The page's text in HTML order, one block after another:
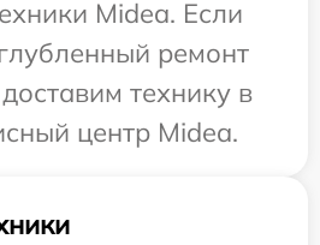
Midea. Если
ремонт
технику в
центр Midea.